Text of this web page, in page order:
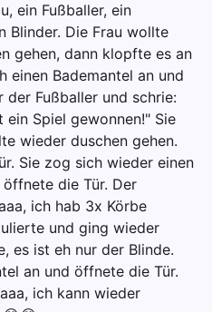
ein Fußballer, ein
Blinder. Die Frau wollte
gehen, dann klopfte es an
einen Bademantel an und
der Fußballer und schrie:
ein Spiel gewonnen!" Sie
wieder duschen gehen.
Sie zog sich wieder einen
die Tür. Der
ich hab 3x Körbe
und ging wieder
es ist eh nur der Blinde.
an und öffnete die Tür.
ich kann wieder